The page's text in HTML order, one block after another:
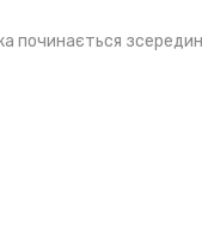
починається